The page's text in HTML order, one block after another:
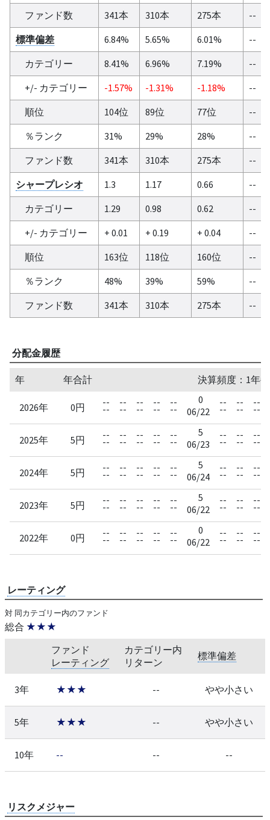
ファンド数
341本 310本 275本
--
標準偏差
6.84% 5.65% 6.01%
--
カテゴリー
8.41% 6.96% 7.19%
--
+/- カテゴリー
-1.57% -1.31% -1.18%
--
順位
104位 89位 77位
--
％ランク
31% 29% 28%
--
ファンド数
341本 310本 275本
--
シャープレシオ
1.3 1.17 0.66
--
カテゴリー
1.29 0.98 0.62
--
+/- カテゴリー
+ 0.01 + 0.19 + 0.04
--
順位
163位 118位 160位
--
％ランク
48% 39% 59%
--
ファンド数
341本 310本 275本 --
分配金履歴
年 年合計 決算頻度：1年
2026年 0円 --
--
--
--
--
--
--
--
--
--
0
06/22
--
--
--
--
--
--
2025年 5円 --
--
--
--
--
--
--
--
--
--
5
06/23
--
--
--
--
--
--
2024年 5円 --
--
--
--
--
--
--
--
--
--
5
06/24
--
--
--
--
--
--
2023年 5円 --
--
--
--
--
--
--
--
--
--
5
06/22
--
--
--
--
--
--
2022年 0円 --
--
--
--
--
--
--
--
--
--
0
06/22
--
--
--
--
--
--
レーティング
対 同カテゴリー内のファンド
総合 ★★★
ファンド
レーティング
カテゴリー内
リターン
標準偏差
3年 ★★★ -- やや小さい
5年 ★★★ -- やや小さい
10年 -- -- --
リスクメジャー